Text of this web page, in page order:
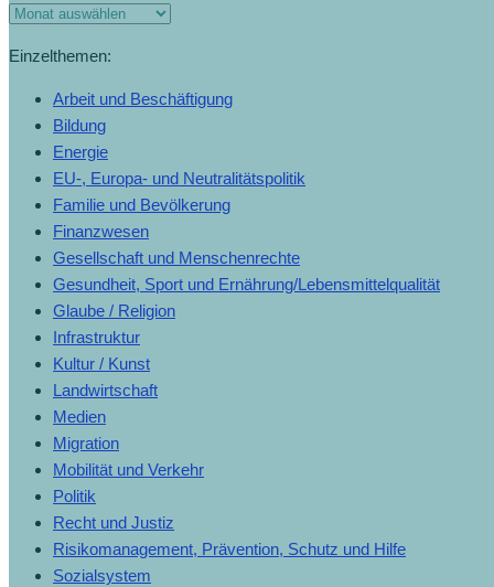
Einzelthemen:
Arbeit und Beschäftigung
Bildung
Energie
EU-, Europa- und Neutralitätspolitik
Familie und Bevölkerung
Finanzwesen
Gesellschaft und Menschenrechte
Gesundheit, Sport und Ernährung/Lebensmittelqualität
Glaube / Religion
Infrastruktur
Kultur / Kunst
Landwirtschaft
Medien
Migration
Mobilität und Verkehr
Politik
Recht und Justiz
Risikomanagement, Prävention, Schutz und Hilfe
Sozialsystem